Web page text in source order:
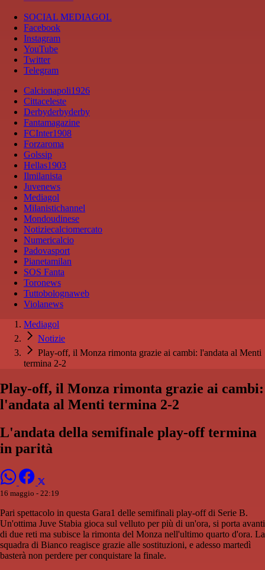
SOCIAL MEDIAGOL
Facebook
Instagram
YouTube
Twitter
Telegram
Calcionapoli1926
Cittaceleste
Derbyderbyderby
Fantamagazine
FCInter1908
Forzaroma
Golssip
Hellas1903
Ilmilanista
Juvenews
Mediagol
Milanistichannel
Mondoudinese
Notiziecalciomercato
Numericalcio
Padovasport
Pianetamilan
SOS Fanta
Toronews
Tuttobolognaweb
Violanews
Mediagol
Notizie
Play-off, il Monza rimonta grazie ai cambi: l'andata al Menti
termina 2-2
Play-off, il Monza rimonta grazie ai cambi:
l'andata al Menti termina 2-2
L'andata della semifinale play-off termina
in parità
16 maggio - 22:19
Pari spettacolo in questa Gara1 delle semifinali play-off di Serie B.
Un'ottima Juve Stabia gioca sul velluto per più di un'ora, si porta avanti
di due reti ma subisce la rimonta del Monza nell'ultimo quarto d'ora. La
squadra di Bianco reagisce grazie alle sostituzioni, e adesso martedì
basterà non perdere per conquistare la finale.